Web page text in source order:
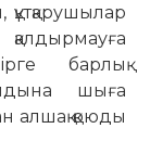
барлық
шыға
алшақ қоюды